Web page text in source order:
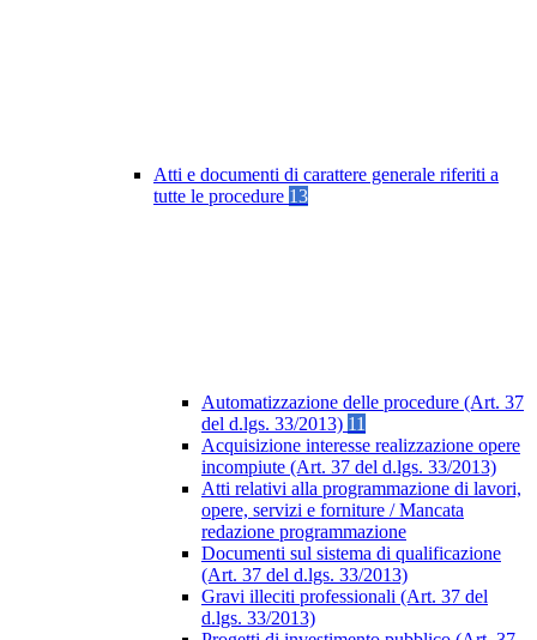
Atti e documenti di carattere generale riferiti a
tutte le procedure 13
Automatizzazione delle procedure (Art. 37
del d.lgs. 33/2013) 11
Acquisizione interesse realizzazione opere
incompiute (Art. 37 del d.lgs. 33/2013)
Atti relativi alla programmazione di lavori,
opere, servizi e forniture / Mancata
redazione programmazione
Documenti sul sistema di qualificazione
(Art. 37 del d.lgs. 33/2013)
Gravi illeciti professionali (Art. 37 del
d.lgs. 33/2013)